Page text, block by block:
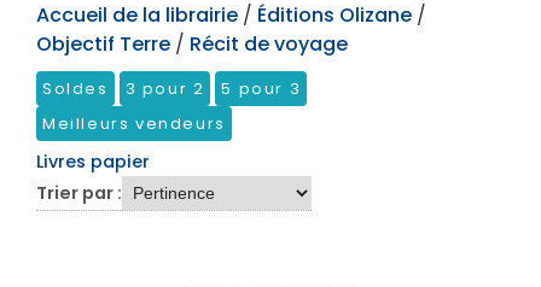
Accueil de la librairie / Éditions Olizane /
Objectif Terre / Récit de voyage
Soldes 3 pour 2
5 pour 3
Meilleurs vendeurs
Livres papier
Trier par :